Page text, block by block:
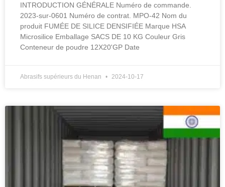
INTRODUCTION GÉNÉRALE Numéro de commande.
2023-sur-0601 Numéro de contrat. MPO-42 Nom du
produit FUMÉE DE SILICE DENSIFIÉE Marque HSA
Microsilice Emballage SACS DE 10 KG Couleur Gris
Conteneur de poudre 12X20'GP Date
Abrasifs supérieurs du Henan 2024-10-17